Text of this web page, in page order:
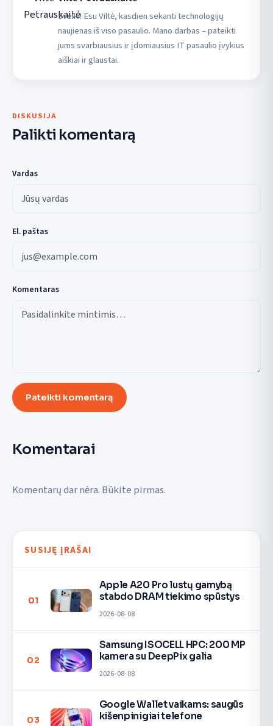
Sveiki! Esu Viltė, kasdien sekanti technologijų
naujienas iš viso pasaulio. Mano darbas – pateikti
jums svarbiausius ir įdomiausius IT pasaulio įvykius
aiškiai ir glaustai.
DISKUSIJA
Palikti komentarą
Vardas
El. paštas
Komentaras
Pateikti komentarą
Komentarai
Komentarų dar nėra. Būkite pirmas.
SUSIJĘ ĮRAŠAI
01
Apple A20 Pro lustų gamybą
stabdo DRAM tiekimo spūstys
2026-08-08
02
Samsung ISOCELL HPC: 200 MP
kamera su DeepPix galia
2026-08-08
03
Google Wallet vaikams: saugūs
kišenpinigiai telefone